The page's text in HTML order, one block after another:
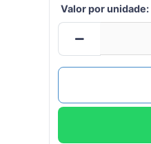
Valor por unidade: